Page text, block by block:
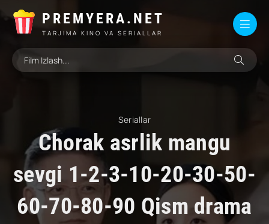
PREMYERA.NET
TARJIMA KINO VA SERIALLAR
Seriallar
Chorak asrlik mangu
sevgi 1-2-3-10-20-30-50-
60-70-80-90 Qism drama